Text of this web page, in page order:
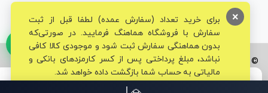
© تمامی حقوق برای فروشگاه تخصصی قم الکترونیک محفوظ می‌باشد.
برای خرید تعداد (سفارش عمده) لطفا قبل از ثبت
سفارش با فروشگاه هماهنگ فرمایید. در صورتی‌که
بدون هماهنگی سفارش ثبت شود و موجودی کالا کافی
نباشد، مبلغ پرداختی پس از کسر کارمزدهای بانکی و
مالیاتی به حساب شما بازگشت داده خواهد شد.
×